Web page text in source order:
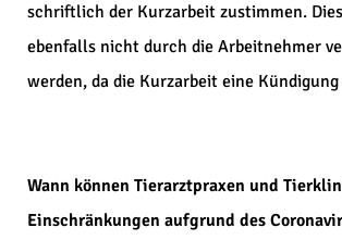
schriftlich der Kurzarbeit zustimmen.
ebenfalls nicht durch die Arbeitnehmer
werden, da die Kurzarbeit eine
Wann können Tierarztpraxen und
Einschränkungen aufgrund des